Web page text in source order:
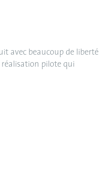
avec beaucoup de liberté
réalisation pilote qui